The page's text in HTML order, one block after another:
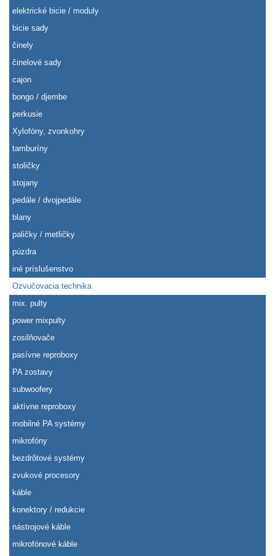
elektrické bicie / moduly
bicie sady
činely
činelové sady
cajon
bongo / djembe
perkusie
Xylofóny, zvonkohry
tamburíny
stoličky
stojany
pedále / dvojpedále
blany
paličky / metličky
púzdra
iné príslušenstvo
Ozvučovacia technika
mix. pulty
power mixpulty
zosilňovače
pasívne reproboxy
PA zostavy
subwoofery
aktívne reproboxy
mobilné PA systémy
mikrofóny
bezdrôtové systémy
zvukové procesory
káble
konektory / redukcie
nástrojové káble
mikrofónové káble